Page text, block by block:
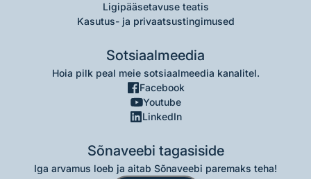
Ligipääsetavuse teatis
Kasutus- ja privaatsustingimused
Sotsiaalmeedia
Hoia pilk peal meie sotsiaalmeedia kanalitel.
Facebook
Youtube
LinkedIn
Sõnaveebi tagasiside
Iga arvamus loeb ja aitab Sõnaveebi paremaks teha!